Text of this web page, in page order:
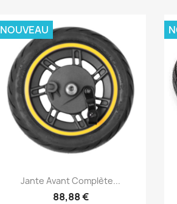
Aperçu rapide
Jante Avant Complète...
88,88 €
NOUVEAU